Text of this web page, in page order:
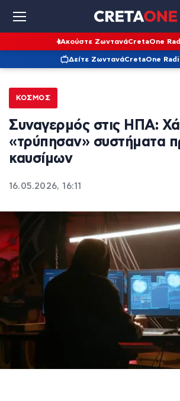
Ακούστε ΖωντανάCretaOne
Δείτε ΖωντανάCretaOne
ΚΌΣΜΟΣ
Συναγερμός στις ΗΠΑ:
«τρύπησαν» συστήματα
καυσίμων
16.05.2026, 16:11